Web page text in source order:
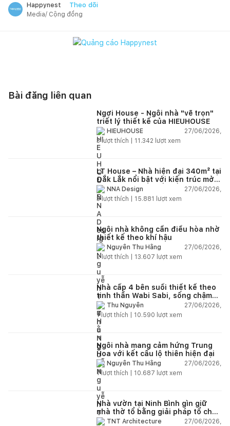
Happynest Theo dõi
Media/ Cộng đồng
Bài đăng liên quan
Ngơi House - Ngôi nhà "vẽ trọn"
triết lý thiết kế của HIEUHOUSE
HIEUHOUSE
27/06/2026,
3lượt thích | 11.342 lượt xem
LT House – Nhà hiện đại 340m² tại
Đắk Lắk nổi bật với kiến trúc mở
và hệ sân vườn kết nối thiên
nhiên
NNA Design
27/06/2026,
3lượt thích | 15.881 lượt xem
Ngôi nhà không cần điều hòa nhờ
thiết kế theo khí hậu
Nguyễn Thu Hằng
27/06/2026,
2lượt thích | 13.607 lượt xem
Nhà cấp 4 bên suối thiết kế theo
tinh thần Wabi Sabi, sống chậm
giữa thiên nhiên
Thu Nguyễn
27/06/2026,
1lượt thích | 10.590 lượt xem
Ngôi nhà mang cảm hứng Trung
Hoa với kết cấu lộ thiên hiện đại
Nguyễn Thu Hằng
27/06/2026,
1lượt thích | 10.687 lượt xem
Nhà vườn tại Ninh Bình gìn giữ
nhà thờ tổ bằng giải pháp tổ chức
lại không gian
TNT Architecture
27/06/2026,